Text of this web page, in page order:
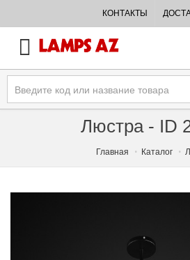
КОНТАКТЫ
Люстра - ID
Главная Каталог